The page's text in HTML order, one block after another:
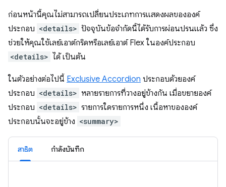
ก่อนหน้านี้คุณไม่สามารถเปลี่ยนประเภทการแสดงผลขององค์
ประกอบ <details> ปัจจุบันข้อจำกัดนี้ได้รับการผ่อนปรนแล้ว ซึ่ง
ช่วยให้คุณใช้เลย์เอาต์กริดหรือเลย์เอาต์ Flex ในองค์ประกอบ
<details> ได้ เป็นต้น
ในตัวอย่างต่อไปนี้ Exclusive Accordion ประกอบด้วยองค์
ประกอบ <details> หลายรายการที่วางอยู่ข้างกัน เมื่อขยายองค์
ประกอบ <details> รายการใดรายการหนึ่ง เนื้อหาขององค์
ประกอบนั้นจะอยู่ข้าง <summary>
สาธิต กำลังบันทึก